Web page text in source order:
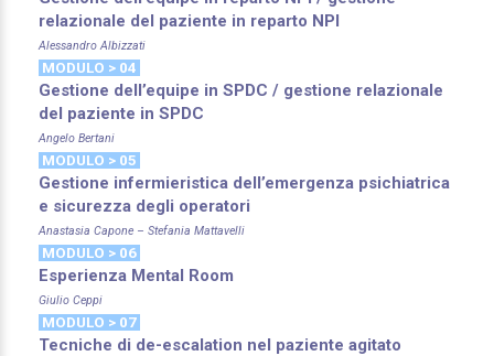
relazionale del paziente in reparto NPI
Alessandro Albizzati
MODULO > 04
Gestione dell’equipe in SPDC / gestione relazionale
del paziente in SPDC
Angelo Bertani
MODULO > 05
Gestione infermieristica dell’emergenza psichiatrica
e sicurezza degli operatori
Anastasia Capone – Stefania Mattavelli
MODULO > 06
Esperienza Mental Room
Giulio Ceppi
MODULO > 07
Tecniche di de-escalation nel paziente agitato